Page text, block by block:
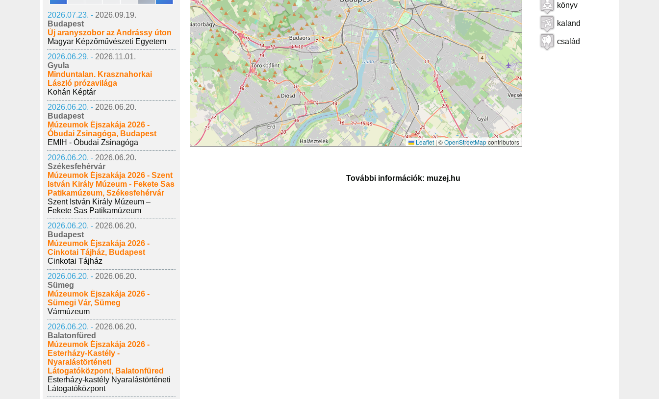
2026.07.23. - 2026.09.19.
Budapest
Új aranyszobor az Andrássy úton
Magyar Képzőművészeti Egyetem
2026.06.29. - 2026.11.01.
Gyula
Minduntalan. Krasznahorkai
László prózavilága
Kohán Képtár
2026.06.20. - 2026.06.20.
Budapest
Múzeumok Éjszakája 2026 -
Óbudai Zsinagóga, Budapest
EMIH - Óbudai Zsinagóga
2026.06.20. - 2026.06.20.
Székesfehérvár
Múzeumok Éjszakája 2026 - Szent
István Király Múzeum - Fekete Sas
Patikamúzeum, Székesfehérvár
Szent István Király Múzeum –
Fekete Sas Patikamúzeum
2026.06.20. - 2026.06.20.
Budapest
Múzeumok Éjszakája 2026 -
Cinkotai Tájház, Budapest
Cinkotai Tájház
2026.06.20. - 2026.06.20.
Sümeg
Múzeumok Éjszakája 2026 -
Sümegi Vár, Sümeg
Vármúzeum
2026.06.20. - 2026.06.20.
Balatonfüred
Múzeumok Éjszakája 2026 -
Esterházy-Kastély -
Nyaralástörténeti
Látogatóközpont, Balatonfüred
Esterházy-kastély Nyaralástörténeti
Látogatóközpont
Leaflet |©OpenStreetMapcontributors
könyv
kaland
család
További információk: muzej.hu